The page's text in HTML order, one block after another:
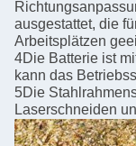
ausgestattet, die
Arbeitsplätzen
4Die Batterie ist
kann das
5Die
Laserschneiden